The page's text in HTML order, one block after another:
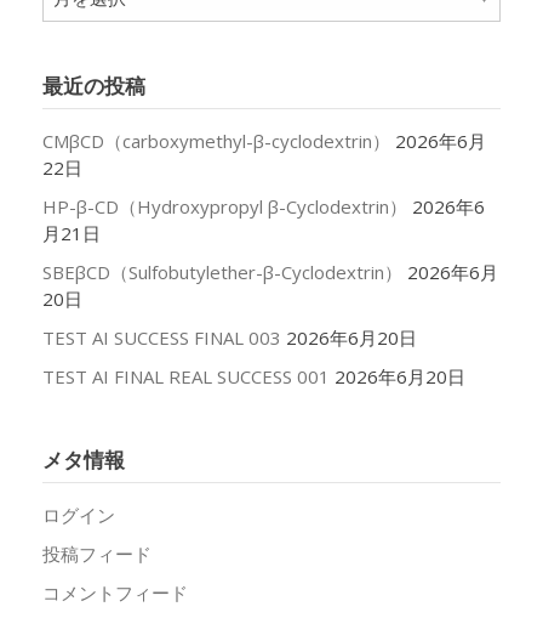
ー
ブ
最近の投稿
CMβCD（carboxymethyl-β-cyclodextrin）
2026年6月
22日
HP-β-CD（Hydroxypropyl β-Cyclodextrin）
2026年6
月21日
SBEβCD（Sulfobutylether-β-Cyclodextrin）
2026年6月
20日
TEST AI SUCCESS FINAL 003 2026年6月20日
TEST AI FINAL REAL SUCCESS 001 2026年6月20日
メタ情報
ログイン
投稿フィード
コメントフィード